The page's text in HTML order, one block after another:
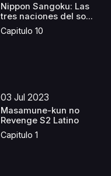
Nippon Sangoku: Las
tres naciones del so...
Capitulo 10
03 Jul 2023
Masamune-kun no
Revenge S2 Latino
Capitulo 1